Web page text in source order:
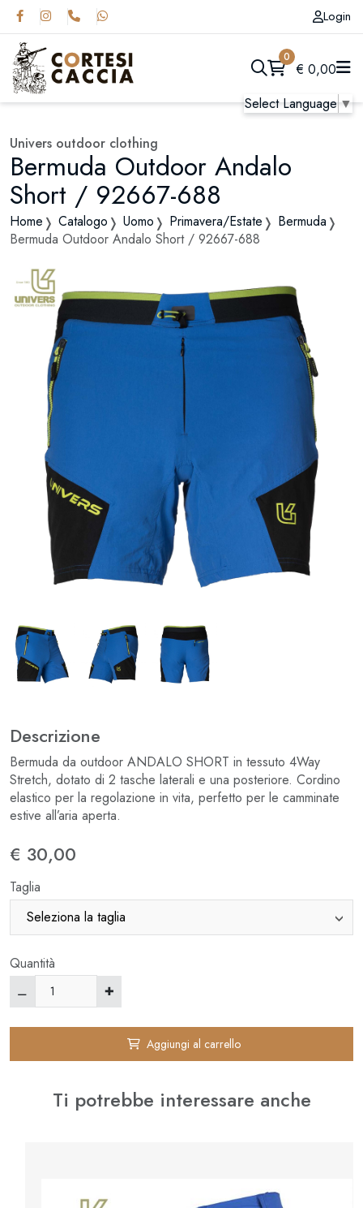
Select Language▼
Login
0
€ 0,00
Univers outdoor clothing
Bermuda Outdoor Andalo
Short / 92667-688
Home Catalogo Uomo Primavera/Estate
Bermuda
Bermuda Outdoor Andalo Short / 92667-688
Descrizione
Bermuda da outdoor ANDALO SHORT in tessuto 4Way
Stretch, dotato di 2 tasche laterali e una posteriore. Cordino
elastico per la regolazione in vita, perfetto per le camminate
estive all’aria aperta.
€ 30,00
Taglia
Quantità
✚
Aggiungi al carrello
Ti potrebbe interessare anche